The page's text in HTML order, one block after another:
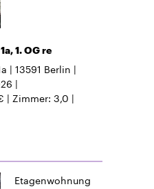
1. OG re
13591 Berlin
Zimmer 3,0
Etagenwohnung